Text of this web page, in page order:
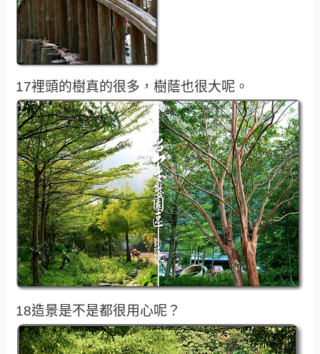
17裡頭的樹真的很多，樹蔭也很大呢。
18造景是不是都很用心呢？